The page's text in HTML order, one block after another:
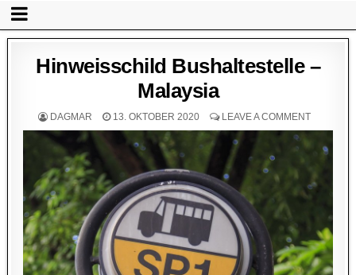
Hinweisschild Bushaltestelle –
Malaysia
DAGMAR 13. OKTOBER 2020 LEAVE A COMMENT